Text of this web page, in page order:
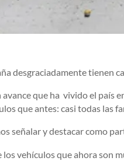
desgraciadamente tienen
que ha vivido el país
que antes: casi todas las
señalar y destacar como
vehículos que ahora son